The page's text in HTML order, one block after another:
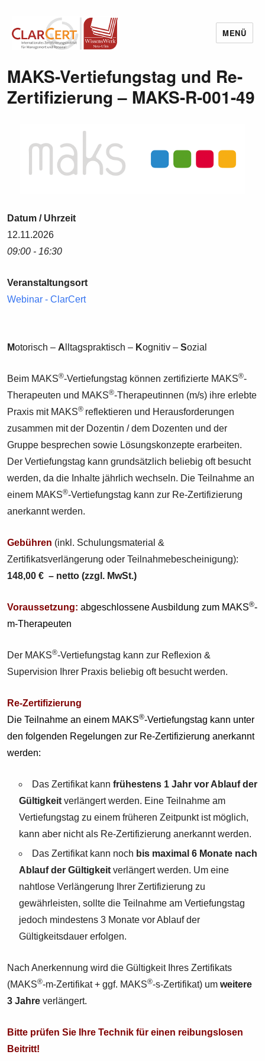
Wissenswerk Neu-Ulm
MENÜ
MAKS-Vertiefungstag und Re-
Zertifizierung – MAKS-R-001-49
Datum / Uhrzeit
12.11.2026
09:00 - 16:30
Veranstaltungsort
Webinar - ClarCert
Motorisch – A lltagspraktisch – Kognitiv –Sozial
Beim MAKS®-Vertiefungstag können zertifizierte MAKS®-
Therapeuten und MAKS®-Therapeutinnen (m/s) ihre erlebte
Praxis mit MAKS® reflektieren und Herausforderungen
zusammen mit der Dozentin / dem Dozenten und der
Gruppe besprechen sowie Lösungskonzepte erarbeiten.
Der Vertiefungstag kann grundsätzlich beliebig oft besucht
werden, da die Inhalte jährlich wechseln. Die Teilnahme an
einem MAKS®-Vertiefungstag kann zur Re-Zertifizierung
anerkannt werden.
Gebühren (inkl. Schulungsmaterial &
Zertifikatsverlängerung oder Teilnahmebescheinigung):
148,00 € – netto (zzgl. MwSt.)
Voraussetzung:abgeschlossene Ausbildung zum MAKS®-
m-Therapeuten
Der MAKS®-Vertiefungstag kann zur Reflexion &
Supervision Ihrer Praxis beliebig oft besucht werden.
Re-Zertifizierung
Die Teilnahme an einem MAKS®-Vertiefungstag kann unter
den folgenden Regelungen zur Re-Zertifizierung anerkannt
werden:
Das Zertifikat kannfrühestens 1 Jahr vor Ablauf der
Gültigkeit verlängert werden. Eine Teilnahme am
Vertiefungstag zu einem früheren Zeitpunkt ist möglich,
kann aber nicht als Re-Zertifizierung anerkannt werden.
Das Zertifikat kann noch bis maximal 6 Monate nach
Ablauf der Gültigkeit verlängert werden. Um eine
nahtlose Verlängerung Ihrer Zertifizierung zu
gewährleisten, sollte die Teilnahme am Vertiefungstag
jedoch mindestens 3 Monate vor Ablauf der
Gültigkeitsdauer erfolgen.
Nach Anerkennung wird die Gültigkeit Ihres Zertifikats
(MAKS®-m-Zertifikat + ggf. MAKS®-s-Zertifikat) umweitere
3 Jahre verlängert.
Bitte prüfen Sie Ihre Technik für einen reibungslosen
Beitritt!